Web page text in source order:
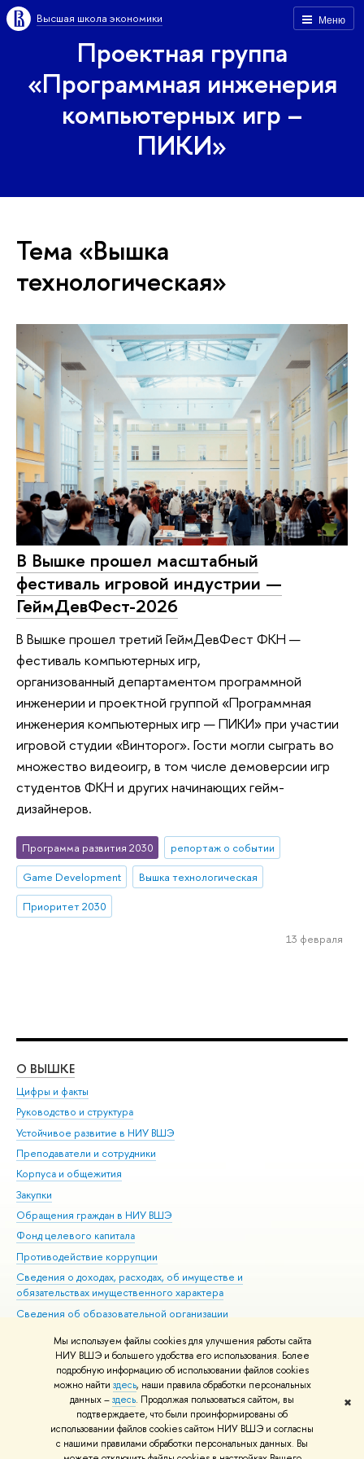
Мы используем файлы cookies для улучшения работы сайта
НИУ ВШЭ и большего удобства его использования. Более
подробную информацию об использовании файлов cookies
можно найти здесь, наши правила обработки персональных
данных –здесь. Продолжая пользоваться сайтом, вы
подтверждаете, что были проинформированы об
использовании файлов cookies сайтом НИУ ВШЭ и согласны
с нашими правилами обработки персональных данных. Вы
✖
Меню
Высшая школа экономики
Проектная группа
«Программная инженерия
компьютерных игр –
ПИКИ»
Тема «Вышка
технологическая»
В Вышке прошел масштабный
фестиваль игровой индустрии —
ГеймДевФест-2026
В Вышке прошел третий ГеймДевФест ФКН —
фестиваль компьютерных игр,
организованный департаментом программной
инженерии и проектной группой «Программная
инженерия компьютерных игр — ПИКИ» при участии
игровой студии «Винторог». Гости могли сыграть во
множество видеоигр, в том числе демоверсии игр
студентов ФКН и других начинающих гейм-
дизайнеров.
Программа развития 2030
репортаж о событии
Game Development
Вышка технологическая
Приоритет 2030
13 февраля
О ВЫШКЕ
Цифры и факты
Руководство и структура
Устойчивое развитие в НИУ ВШЭ
Преподаватели и сотрудники
Корпуса и общежития
Закупки
Обращения граждан в НИУ ВШЭ
Фонд целевого капитала
Противодействие коррупции
Сведения о доходах, расходах, об имуществе и
обязательствах имущественного характера
Сведения об образовательной организации
Людям с ограниченными возможностями здоровья
Единая платежная страница
Работа в Вышке
© НИУ ВШЭ 1993–2026 Адреса и контакты Условия использования
материалов Политика конфиденциальности Карта сайта